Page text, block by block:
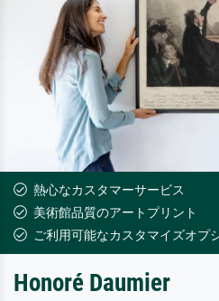
斎の波、ヌード。
熱心なカスタマーサービス
美術館品質のアートプリント
ご利用可能なカスタマイズオプ
Honoré Daumier